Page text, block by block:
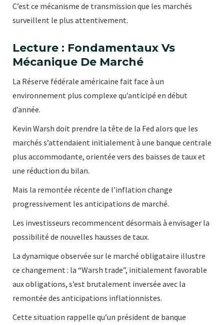
C’est ce mécanisme de transmission que les marchés
surveillent le plus attentivement.
Lecture : Fondamentaux Vs
Mécanique De Marché
La Réserve fédérale américaine fait face à un
environnement plus complexe qu’anticipé en début
d’année.
Kevin Warsh doit prendre la tête de la Fed alors que les
marchés s’attendaient initialement à une banque centrale
plus accommodante, orientée vers des baisses de taux et
une réduction du bilan.
Mais la remontée récente de l’inflation change
progressivement les anticipations de marché.
Les investisseurs recommencent désormais à envisager la
possibilité de nouvelles hausses de taux.
La dynamique observée sur le marché obligataire illustre
ce changement : la “Warsh trade”, initialement favorable
aux obligations, s’est brutalement inversée avec la
remontée des anticipations inflationnistes.
Cette situation rappelle qu’un président de banque